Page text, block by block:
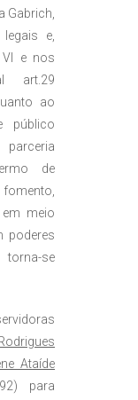
Gabrich,
e,
e nos
art.29
ao
público
de
meio
poderes
se
Ataíde
para